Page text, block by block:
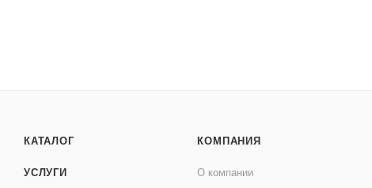
КАТАЛОГ
УСЛУГИ
КОМПАНИЯ
О компании